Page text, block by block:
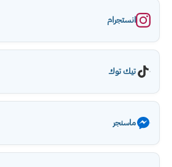
انستجرام
تيك توك
ماسنجر